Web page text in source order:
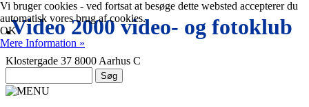
.Video 2000 video- og fotoklub
Klostergade 37 8000 Aarhus C
Vi bruger cookies - ved fortsat at besøge dette websted accepterer du
automatisk vores brug af cookies.
OK
Mere Information »